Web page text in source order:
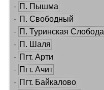
- П. Пышма
- П. Свободный
- П. Туринская Слобода
- П. Шаля
- Пгт. Арти
- Пгт. Ачит
- Пгт. Байкалово